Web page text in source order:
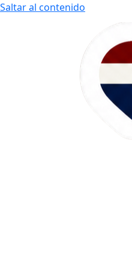
Saltar al contenido